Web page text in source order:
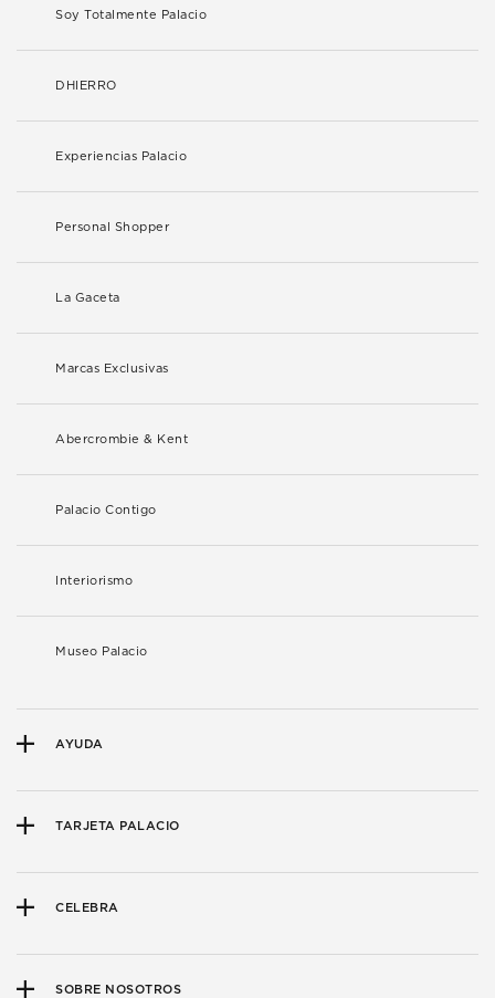
Soy Totalmente Palacio
DHIERRO
Experiencias Palacio
Personal Shopper
La Gaceta
Marcas Exclusivas
Abercrombie & Kent
Palacio Contigo
Interiorismo
Museo Palacio
AYUDA
TARJETA PALACIO
CELEBRA
SOBRE NOSOTROS